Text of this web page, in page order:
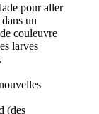
pour aller
un
couleuvre
larves
(des